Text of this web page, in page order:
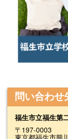
問い合わせ
福生市立福生第
〒197-0003
東京都福生市熊